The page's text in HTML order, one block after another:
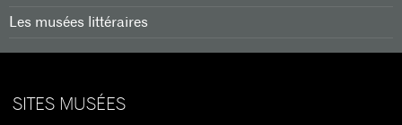
Les musées littéraires
SITES MUSÉES